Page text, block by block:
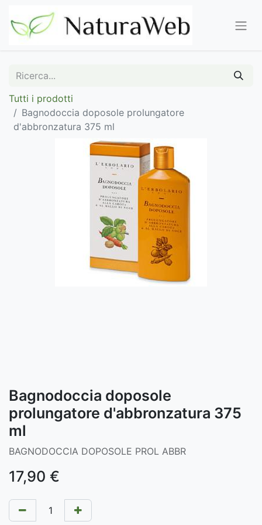
Tutti i prodotti
Bagnodoccia doposole prolungatore
d'abbronzatura 375 ml
Bagnodoccia doposole
prolungatore d'abbronzatura 375
ml
BAGNODOCCIA DOPOSOLE PROL ABBR
17,90 €